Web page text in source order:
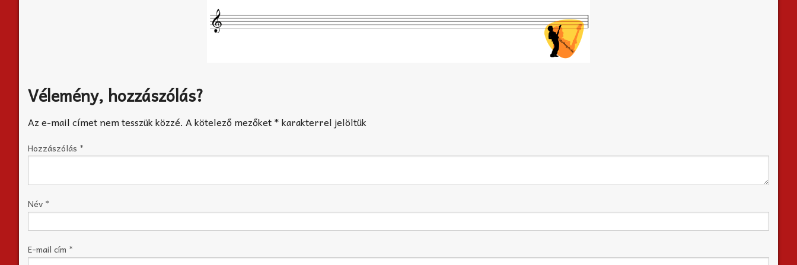
Vélemény, hozzászólás?
Az e-mail címet nem tesszük közzé. A kötelező mezőket*karakterrel jelöltük
Hozzászólás *
Név *
E-mail cím *